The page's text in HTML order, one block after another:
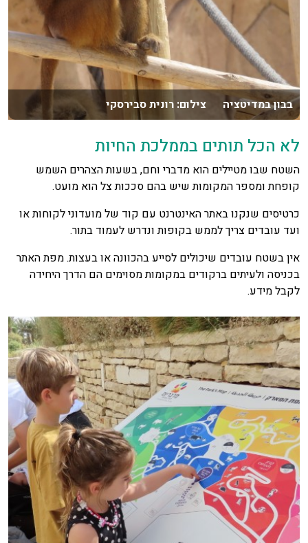
בבון במדיטציה צילום: רונית סבירסקי
לא הכל תותים בממלכת החיות
השטח שבו מטיילים הוא מדברי וחם, בשעות הצהרים השמש
קופחת ומספר המקומות שיש בהם סככות צל הוא מועט.
כרטיסים שנקנו באתר האינטרנט עם קוד של מועדוני לקוחות או
ועד עובדים צריך לממש בקופות ונדרש לעמוד בתור.
אין בשטח עובדים שיכולים לסייע בהכוונה או בעצות. מפת האתר
בכניסה ולעיתים ברקודים במקומות מסוימים הם הדרך היחידה
לקבל מידע.